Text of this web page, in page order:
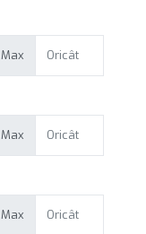
Max
Max
Max